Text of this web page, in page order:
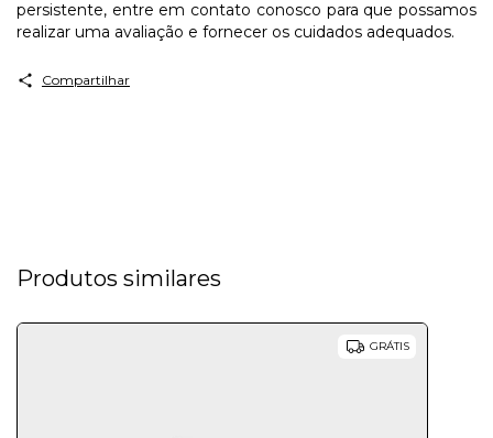
persistente, entre em contato conosco para que possamos
realizar uma avaliação e fornecer os cuidados adequados.
Compartilhar
Produtos similares
GRÁTIS